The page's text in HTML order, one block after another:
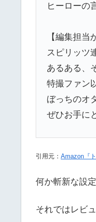
ヒーローの
【編集担当
スピリッツ
あるある、
特撮ファン
ぼっちのオ
ぜひお手に
引用元： Amazon『
何か斬新な設
それではレビ